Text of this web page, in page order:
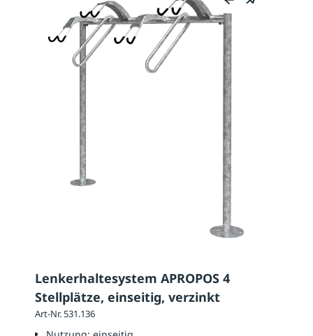
Lenkerhaltesystem APROPOS 4
Stellplätze, einseitig, verzinkt
Art-Nr. 531.136